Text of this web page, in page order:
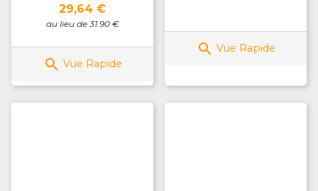
Prix
29,64 €
au lieu de 31.90 €
 Vue Rapide
 Vue Rapide